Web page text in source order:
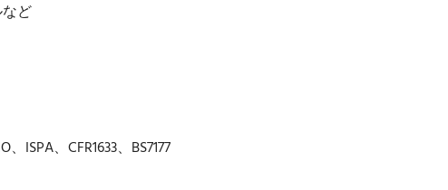
ど
ISPA、CFR1633、BS7177